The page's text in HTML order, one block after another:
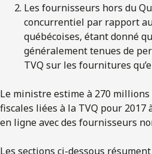
Les fournisseurs hors du
concurrentiel par rapport
québécoises, étant donné
généralement tenues de
TVQ sur les fournitures
Le ministre estime à 270
fiscales liées à la TVQ pour 2017
en ligne avec des fournisseurs
Les sections ci-dessous